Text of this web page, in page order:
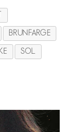
BRUNFARGE
SOL